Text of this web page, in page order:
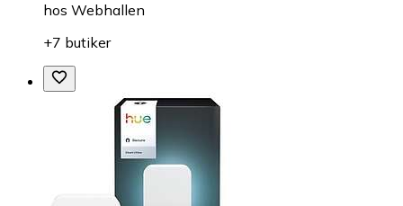
hos Webhallen
+7 butiker